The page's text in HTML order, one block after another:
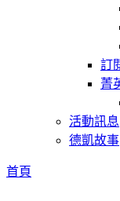
訂
菁
活動訊息
德凱故事
首頁